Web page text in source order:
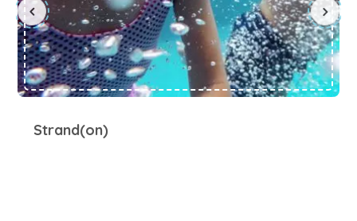
Strand(on)